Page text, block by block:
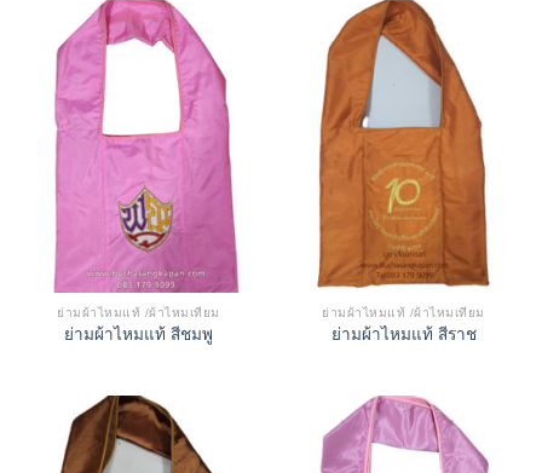
ย่ามผ้าไหมแท้ /ผ้าไหมเทียม
ย่ามผ้าไหมแท้ สีชมพู
ย่ามผ้าไหมแท้ /ผ้าไหมเทียม
ย่ามผ้าไหมแท้ สีราช